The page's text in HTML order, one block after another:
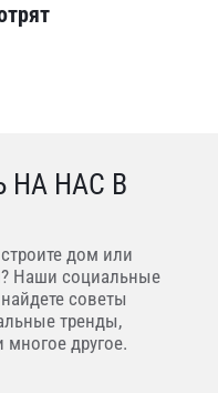
НА НАС В
дом или
Наши социальные
советы
тренды,
другое.